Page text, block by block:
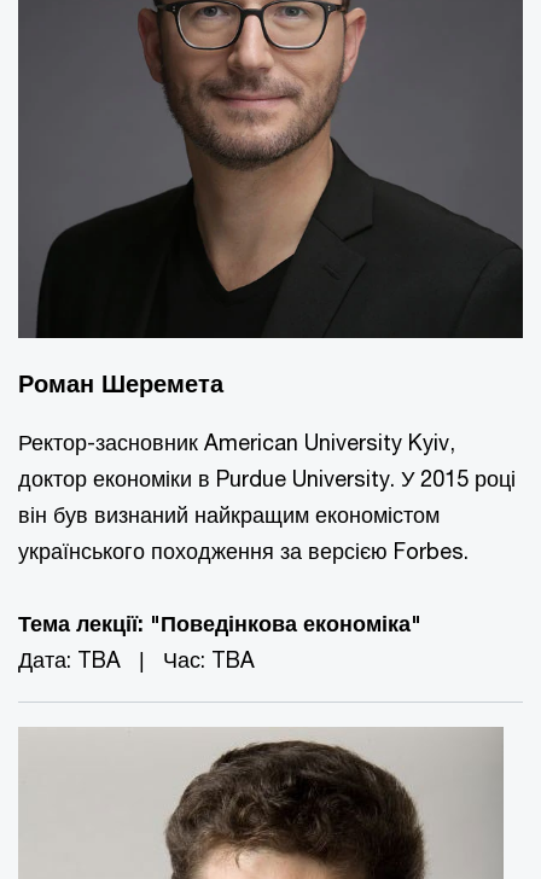
Роман Шеремета
Ректор-засновник American University Kyiv,
доктор економіки в Purdue University. У 2015 році
він був визнаний найкращим економістом
українського походження за версією Forbes.
Тема лекції: "Поведінкова економіка"
Дата: TBA | Час: TBA